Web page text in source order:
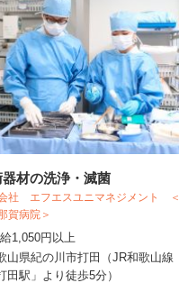
材の洗浄・滅菌
社 エフエスユニマネジメント ＜
賀病院＞
1,050円以上
山県紀の川市打田（JR和歌山線
田駅」より徒歩5分）